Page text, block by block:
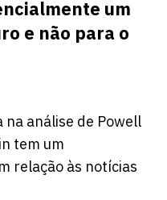
um
e não para o
na análise de Powell
tem um
relação às notícias